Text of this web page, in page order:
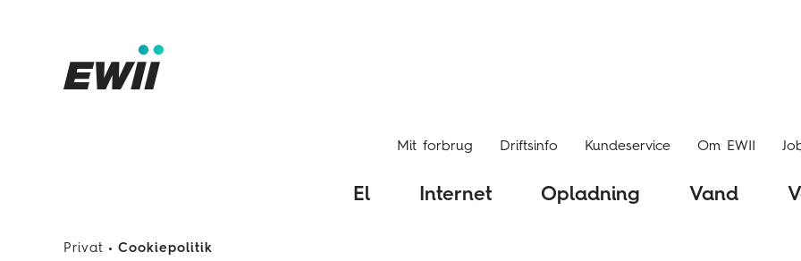
Mit forbrug Driftsinfo Kundeservice Om EWII
El Internet Opladning Vand
Privat Cookiepolitik